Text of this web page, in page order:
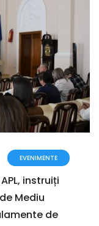
EVENIMENTE
instruiți
Mediu
de